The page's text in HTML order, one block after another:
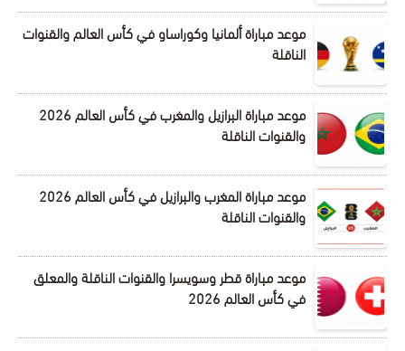
موعد مباراة ألمانيا وكوراساو في كأس العالم والقنوات
الناقلة
موعد مباراة البرازيل والمغرب في كأس العالم 2026
والقنوات الناقلة
موعد مباراة المغرب والبرازيل في كأس العالم 2026
والقنوات الناقلة
موعد مباراة قطر وسويسرا والقنوات الناقلة والمعلق
في كأس العالم 2026